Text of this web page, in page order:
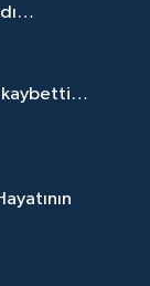
kaybetti…